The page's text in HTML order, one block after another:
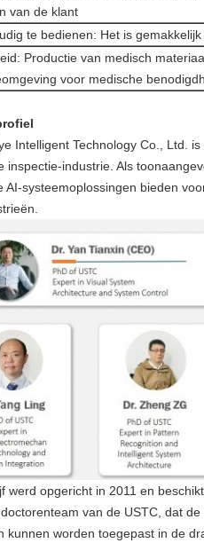
van de klant
te bedienen: Het is
Productie van medisch
voor medische
Intelligent Technology Co., Ltd.
inspectie-industrie. Als
AI-systeemoplossingen bieden
werd opgericht in 2011 en
van de USTC, dat
kunnen worden toegepast in de